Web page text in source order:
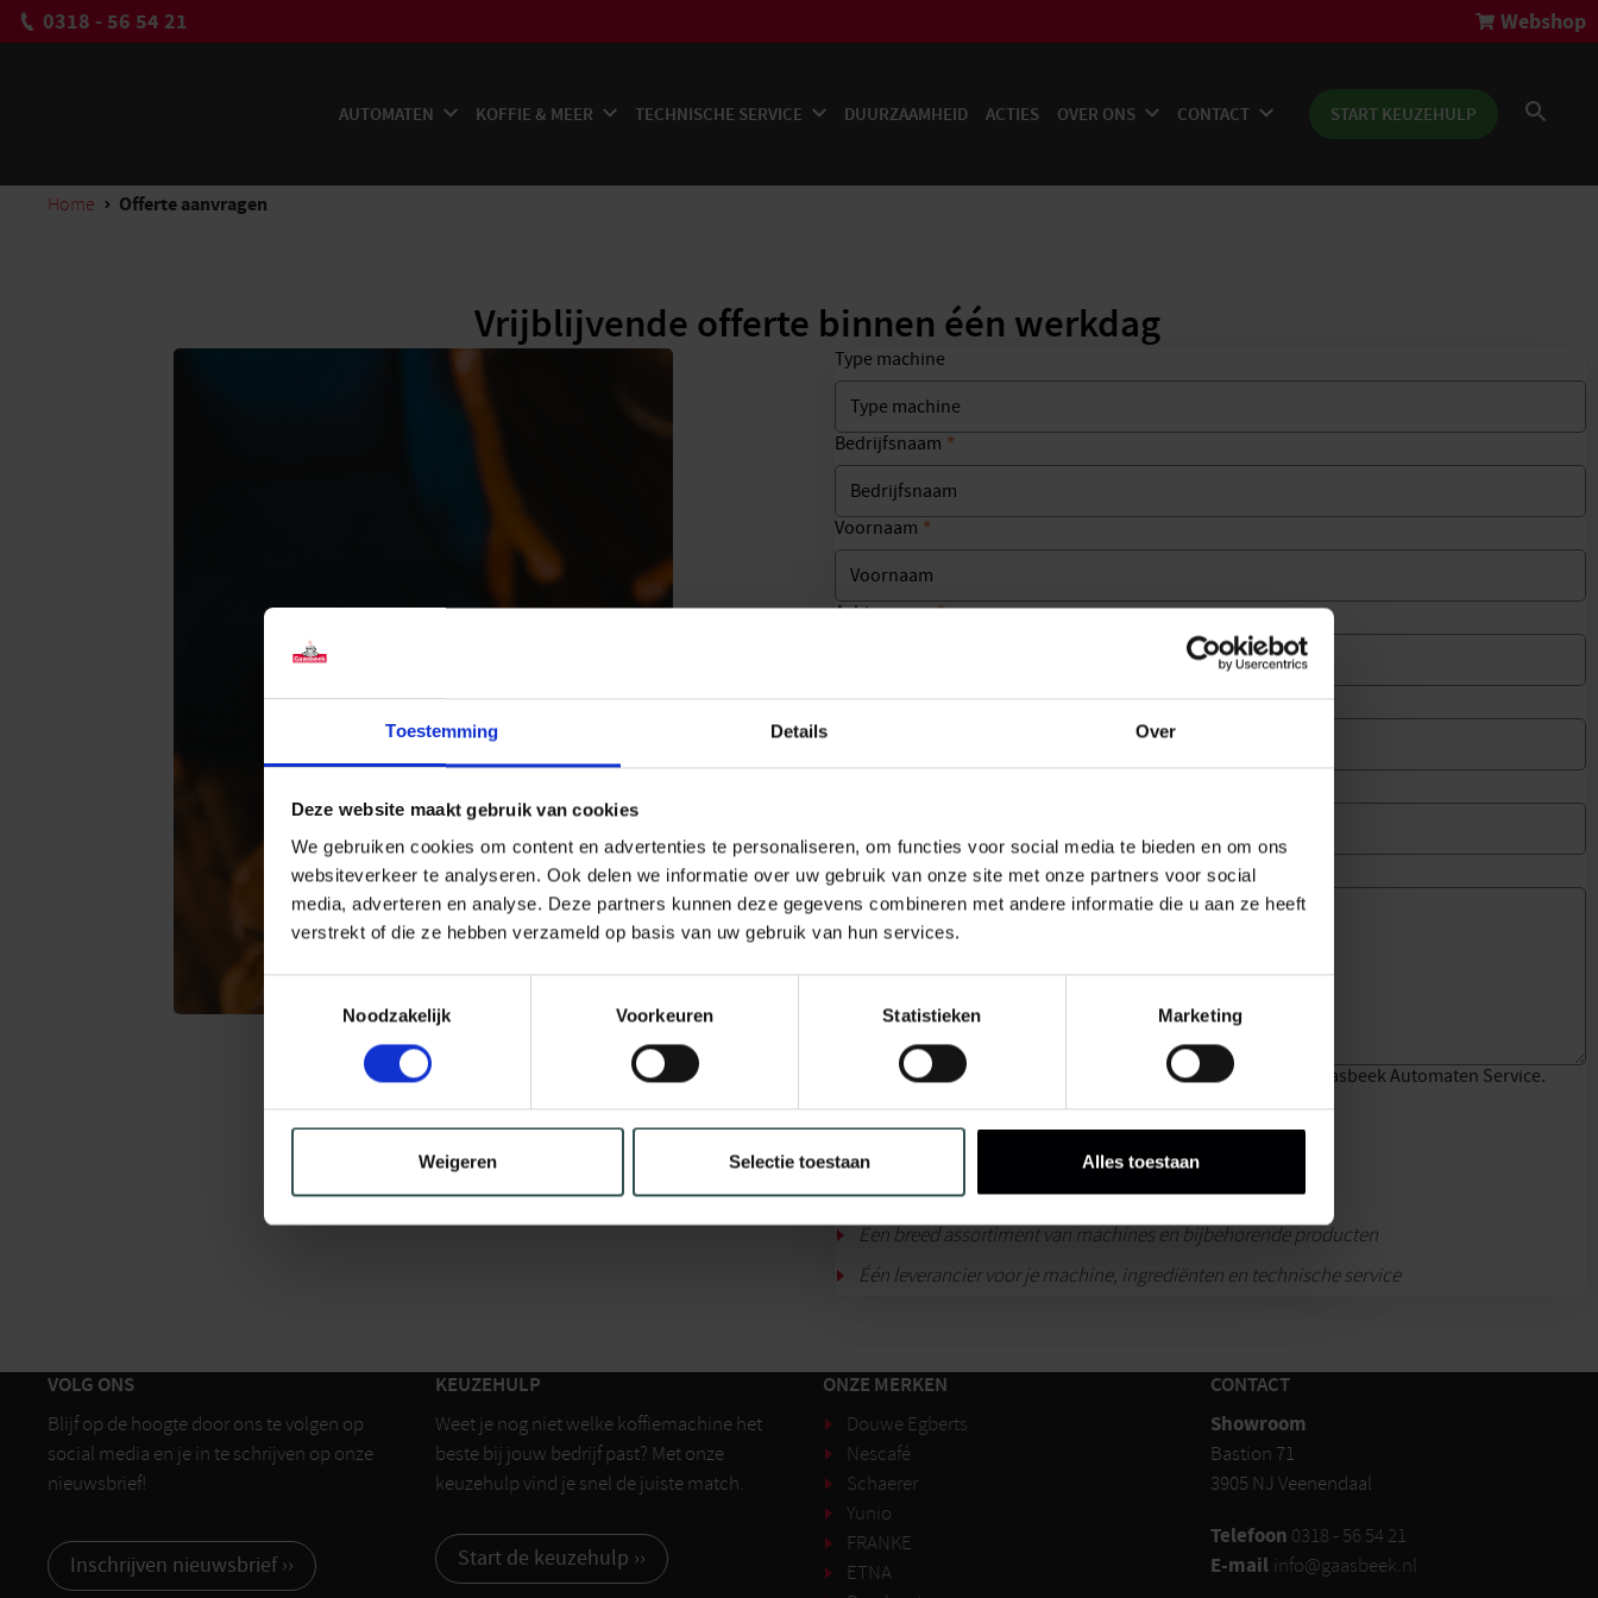
Toestemming Details Over
Deze website maakt gebruik van cookies
We gebruiken cookies om content en advertenties te personaliseren, om functies voor social media te bieden en om ons
websiteverkeer te analyseren. Ook delen we informatie over uw gebruik van onze site met onze partners voor social
media, adverteren en analyse. Deze partners kunnen deze gegevens combineren met andere informatie die u aan ze heeft
verstrekt of die ze hebben verzameld op basis van uw gebruik van hun services.
Noodzakelijk
Voorkeuren Statistieken Marketing
Weigeren Selectie toestaan Alles toestaan
0318 - 56 54 21 Webshop
AUTOMATEN KOFFIE & MEER TECHNISCHE SERVICE DUURZAAMHEID ACTIES OVER ONS CONTACT START KEUZEHULP
Home Offerte aanvragen
Vrijblijvende offerte binnen één werkdag
Type machine
Bedrijfsnaam *
Voornaam *
Achternaam *
Zakelijk telefoonnummer *
Vul hier extra informatie in of specifieke wensen (optioneel).
Ja, ik ontvang graag per e-mail nieuws en updates van Gaasbeek Automaten Service.
Diverse machines uit voorraad leverbaar
Een breed assortiment van machines en bijbehorende producten
Één leverancier voor je machine, ingrediënten en technische service
VOLG ONS
Blijf op de hoogte door ons te volgen op
social media en je in te schrijven op onze
nieuwsbrief!
Inschrijven nieuwsbrief ››
KEUZEHULP
Weet je nog niet welke koffiemachine het
beste bij jouw bedrijf past? Met onze
keuzehulp vind je snel de juiste match.
Start de keuzehulp ››
ONZE MERKEN
Douwe Egberts
Nescafé
Schaerer
Yunio
FRANKE
ETNA
CONTACT
Showroom
Bastion 71
3905 NJ Veenendaal
Telefoon 0318 - 56 54 21
E-mail info@gaasbeek.nl